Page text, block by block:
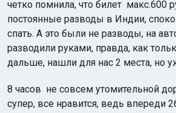
четко помнила, что билет макс.600
постоянные разводы в Индии,
спать. А это были не разводы, на
разводили руками, правда, как
дальше, нашли для нас 2 места, но
8 часов не совсем утомительной
супер, все нравится, ведь впереди